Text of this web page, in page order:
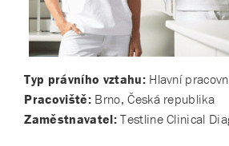
Typ právního vztahu: Hlavní
Pracoviště: Brno, Česká republika
Zaměstnavatel:Testline Clinical